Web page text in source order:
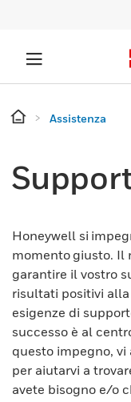
Assistenza
Honeywell si
momento giusto. Il
garantire il vostro
risultati positivi alla
esigenze di
successo è al
questo impegno,
per aiutarvi a
avete bisogno e/o